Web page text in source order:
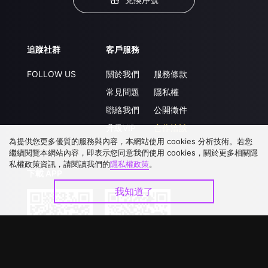
追蹤社群
FOLLOW US
客戶服務
關於我們
常見問題
聯絡我們
升級VIP
服務條款
隱私權
公開徵件
合作洽談
為提供您更多優質的服務與內容，本網站使用 cookies 分析技術。若您
繼續閱覽本網站內容，即表示您同意我們使用 cookies，關於更多相關隱
私權政策資訊，請閱讀我們的隱私權政策。
我知道了